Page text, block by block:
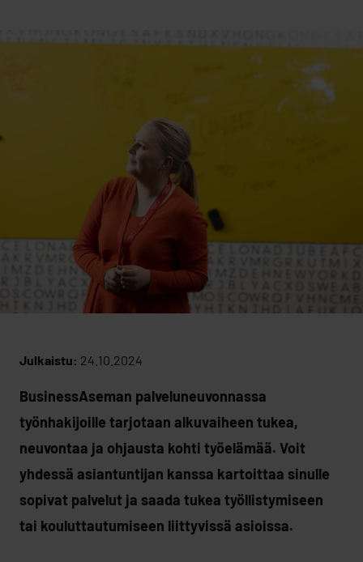
Julkaistu: 24.10.2024
BusinessAseman palveluneuvonnassa
työnhakijoille tarjotaan alkuvaiheen tukea,
neuvontaa ja ohjausta kohti työelämää. Voit
yhdessä asiantuntijan kanssa kartoittaa sinulle
sopivat palvelut ja saada tukea työllistymiseen
tai kouluttautumiseen liittyvissä asioissa.